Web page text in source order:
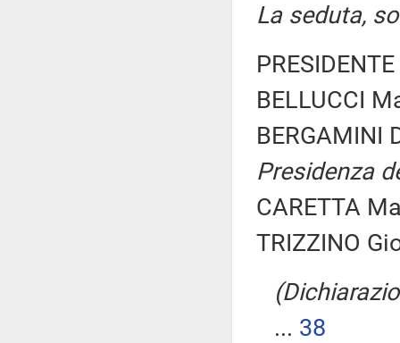
La seduta,
BELLUCCI
BERGAMINI
Presidenza
CARETTA
TRIZZINO
... 38